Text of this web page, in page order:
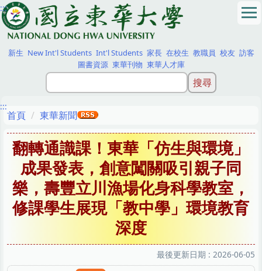
跳
到
主
要
內
:::
新生 New Int'l Students Int'l Students 家長 在校生 教職員 校友 訪客
圖書資源 東華刊物 東華人才庫
:::
首頁 東華新聞
翻轉通識課！東華「仿生與環境」
成果發表，創意闖關吸引親子同
樂，壽豐立川漁場化身科學教室，
修課學生展現「教中學」環境教育
深度
最後更新日期 : 2026-06-05